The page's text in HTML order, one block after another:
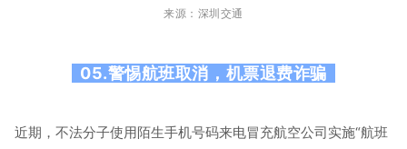
来源：深圳交通
05.警惕航班取消，机票退费诈骗
近期，不法分子使用陌生手机号码来电冒充航空公司实施“航班